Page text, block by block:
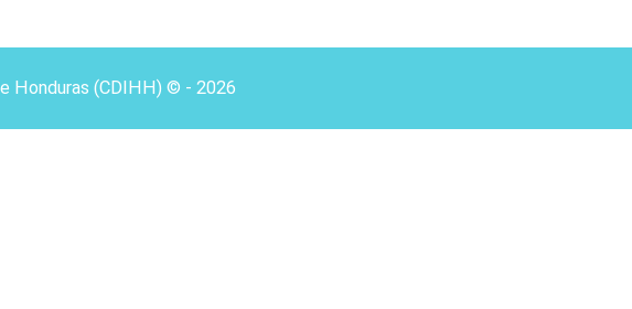
Honduras (CDIHH) © - 2026